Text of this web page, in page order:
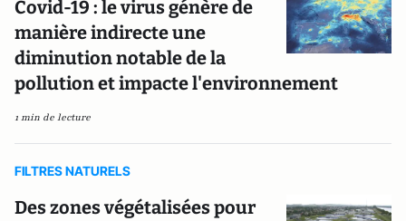
Covid-19 : le virus génère de
manière indirecte une
diminution notable de la
pollution et impacte l'environnement
1 min de lecture
FILTRES NATURELS
Des zones végétalisées pour